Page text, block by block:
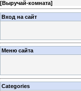
[Выручай-комната]
Вход на сайт
Меню сайта
Categories